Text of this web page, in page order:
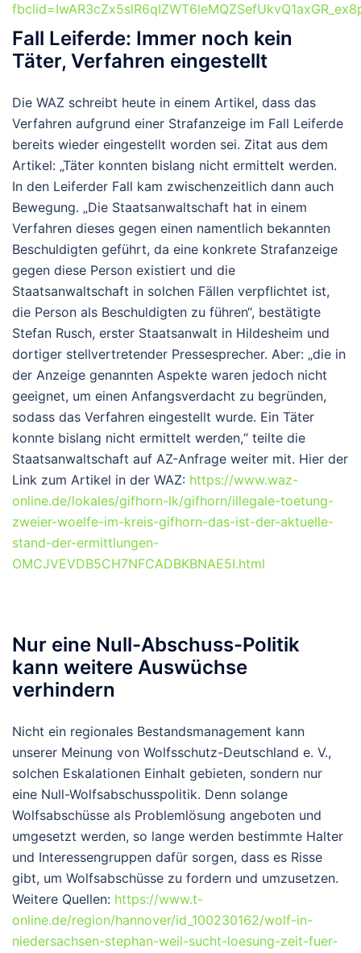
Fall Leiferde: Immer noch kein
Täter, Verfahren eingestellt
Die WAZ schreibt heute in einem Artikel, dass das
Verfahren aufgrund einer Strafanzeige im Fall Leiferde
bereits wieder eingestellt worden sei. Zitat aus dem
Artikel: „Täter konnten bislang nicht ermittelt werden.
In den Leiferder Fall kam zwischenzeitlich dann auch
Bewegung. „Die Staatsanwaltschaft hat in einem
Verfahren dieses gegen einen namentlich bekannten
Beschuldigten geführt, da eine konkrete Strafanzeige
gegen diese Person existiert und die
Staatsanwaltschaft in solchen Fällen verpflichtet ist,
die Person als Beschuldigten zu führen“, bestätigte
Stefan Rusch, erster Staatsanwalt in Hildesheim und
dortiger stellvertretender Pressesprecher. Aber: „die in
der Anzeige genannten Aspekte waren jedoch nicht
geeignet, um einen Anfangsverdacht zu begründen,
sodass das Verfahren eingestellt wurde. Ein Täter
konnte bislang nicht ermittelt werden,“ teilte die
Staatsanwaltschaft auf AZ-Anfrage weiter mit. Hier der
Link zum Artikel in der WAZ: https://www.waz-
online.de/lokales/gifhorn-lk/gifhorn/illegale-toetung-
zweier-woelfe-im-kreis-gifhorn-das-ist-der-aktuelle-
stand-der-ermittlungen-
OMCJVEVDB5CH7NFCADBKBNAE5I.html
Nur eine Null-Abschuss-Politik
kann weitere Auswüchse
verhindern
Nicht ein regionales Bestandsmanagement kann
unserer Meinung von Wolfsschutz-Deutschland e. V.,
solchen Eskalationen Einhalt gebieten, sondern nur
eine Null-Wolfsabschusspolitik. Denn solange
Wolfsabschüsse als Problemlösung angeboten und
umgesetzt werden, so lange werden bestimmte Halter
und Interessengruppen dafür sorgen, dass es Risse
gibt, um Wolfsabschüsse zu fordern und umzusetzen.
Weitere Quellen: https://www.t-
online.de/region/hannover/id_100230162/wolf-in-
niedersachsen-stephan-weil-sucht-loesung-zeit-fuer-